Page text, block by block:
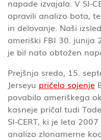
napade izvajala. V SI-
opravili analizo bota,
in delovanje. Naši
ameriški FBI 30. junija
je bil nato obtožen
Prejšnjo sredo, 15.
Jerseyu pričelo sojenje
povabilo ameriškega
kasneje pričal tudi
SI-CERT, ki je leta
analizo zlonamerne